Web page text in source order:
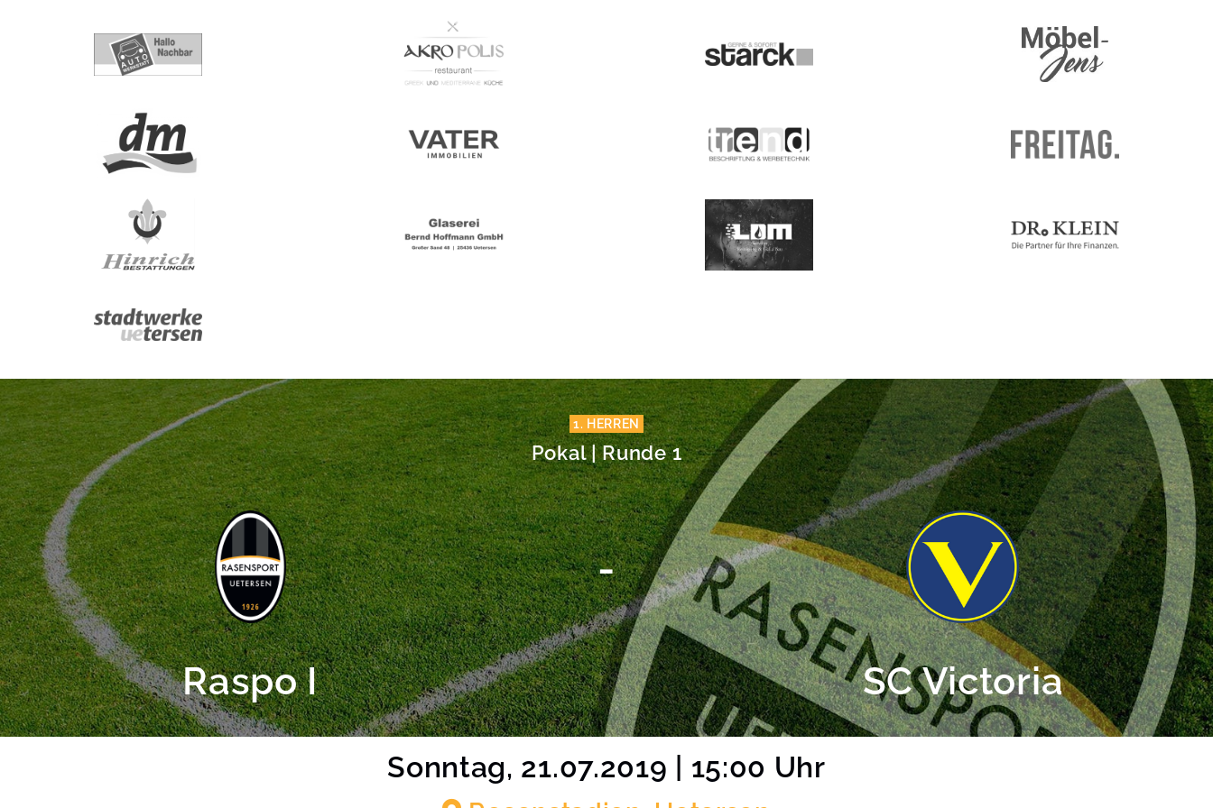
1. HERREN
Pokal | Runde 1
Raspo I
-
SC Victoria
Sonntag, 21.07.2019 | 15:00 Uhr